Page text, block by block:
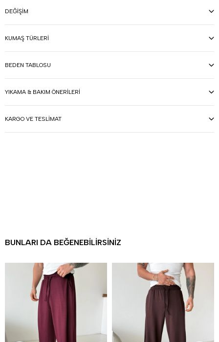
DEĞIŞIM
KUMAŞ TÜRLERI
BEDEN TABLOSU
YIKAMA & BAKIM ÖNERILERI
KARGO VE TESLIMAT
BUNLARI DA BEĞENEBILIRSINIZ